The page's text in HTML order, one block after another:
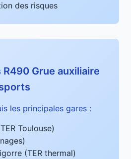
des risques
R490 Grue auxiliaire
les principales gares :
Toulouse)
(TER thermal)